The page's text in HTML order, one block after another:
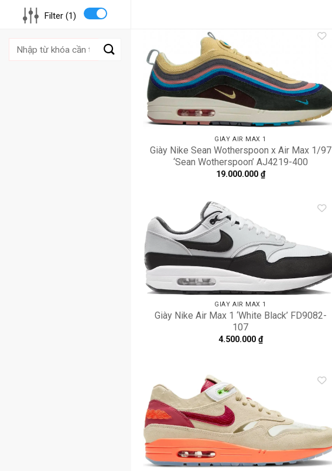
Filter (1)
Tìm
kiếm:
GIÀY AIR MAX 1
Giày Nike Sean Wotherspoon x Air Max 1/97
‘Sean Wotherspoon’ AJ4219-400
19.000.000 ₫
wishlist
GIÀY AIR MAX 1
Giày Nike Air Max 1 ‘White Black’ FD9082-
107
4.500.000 ₫